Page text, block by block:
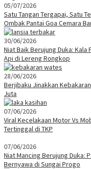
05/07/2026
Satu Tangan Tergapai, Satu
Ombak Pantai Goa Cemara
30/06/2026
Niat Baik Berujung Duka:
Api di Lereng Rongkop
28/06/2026
Berjibaku Jinakkan
Juta
07/06/2026
Viral Kecelakaan Motor Vs
Tertinggal di TKP
07/06/2026
Niat Mancing Berujung Duka:
Bernyawa di Sungai Progo